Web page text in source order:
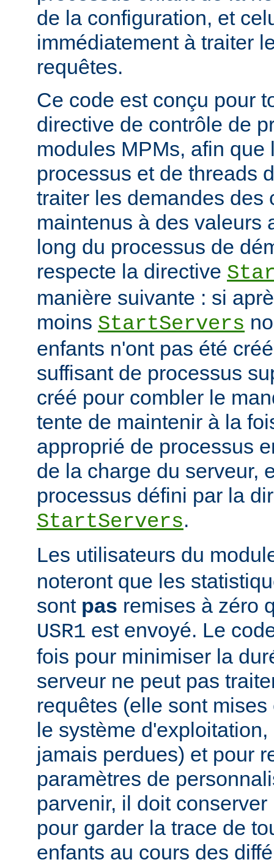
de la configuration, et
immédiatement à traiter
requêtes.
Ce code est conçu pour
directive de contrôle de
modules MPMs, afin que
processus et de threads
traiter les demandes des
maintenus à des valeurs
long du processus de
respecte la directive
manière suivante : si
moins StartServers
enfants n'ont pas été
suffisant de processus
créé pour combler le
tente de maintenir à la
approprié de processus
de la charge du serveur,
processus défini par la
StartServers.
Les utilisateurs du
noteront que les
sont pas remises à zéro
USR1 est envoyé. Le
fois pour minimiser la
serveur ne peut pas
requêtes (elle sont
le système
jamais perdues) et pour
paramètres de
parvenir, il doit
pour garder la trace de
enfants au cours des